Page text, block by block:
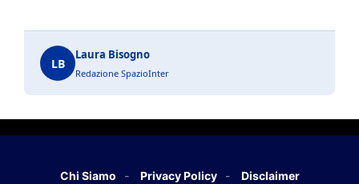
LB
Laura Bisogno
Redazione SpazioInter
Chi Siamo Privacy Policy Disclaimer